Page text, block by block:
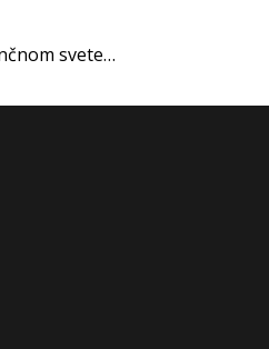
svete…